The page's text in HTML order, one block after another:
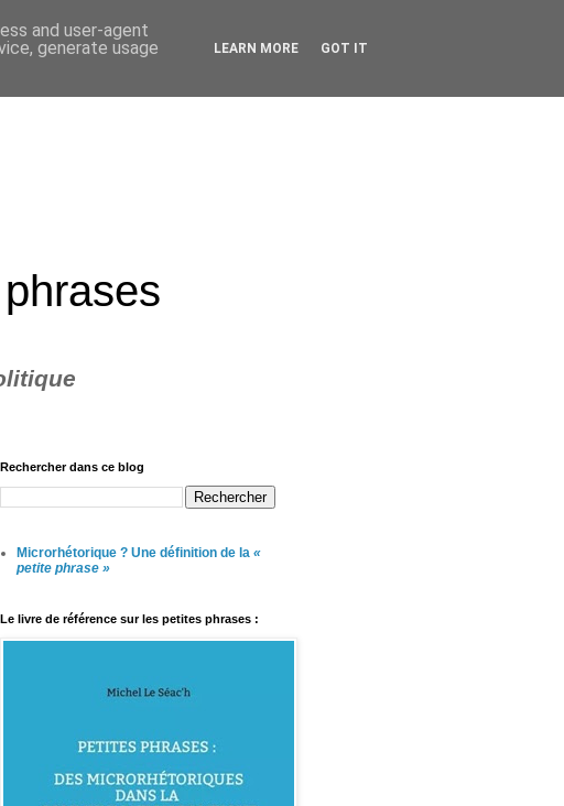
Rechercher dans ce blog
Microrhétorique ? Une définition de la «
petite phrase »
Le livre de référence sur les petites phrases :
and user-agent
generate usage
LEARN MORE GOT IT